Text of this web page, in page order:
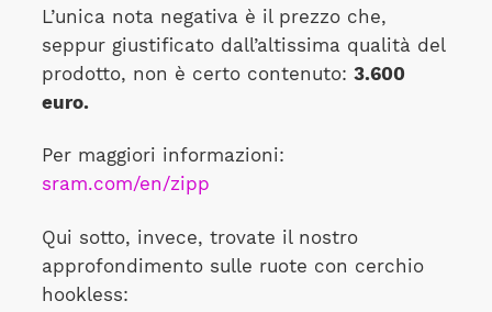
L’unica nota negativa è il prezzo che,
seppur giustificato dall’altissima qualità del
prodotto, non è certo contenuto: 3.600
euro.
Per maggiori informazioni:
sram.com/en/zipp
Qui sotto, invece, trovate il nostro
approfondimento sulle ruote con cerchio
hookless: